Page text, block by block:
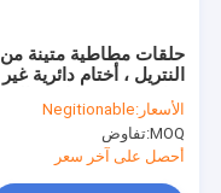
حلقات مطاطية متينة من
النتريل ، أختام دائرية غير
سامة بدرجة حرارة عالية
الأسعار:Negitionable
MOQ: تفاوض
أحصل على آخر سعر